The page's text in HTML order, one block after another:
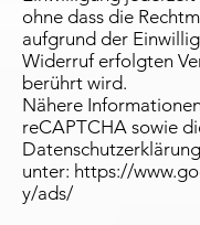
ohne dass die
aufgrund der
Widerruf erfolgten
berührt wird.
Nähere
reCAPTCHA sowie
unter: https://
y/ads/